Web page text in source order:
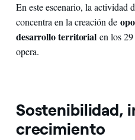
En este escenario, la actividad
concentra en la creación de
desarrollo territorial en los
opera.
Sostenibilidad,
crecimiento